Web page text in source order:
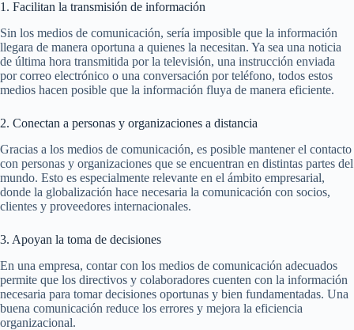
1. Facilitan la transmisión de información
Sin los medios de comunicación, sería imposible que la información
llegara de manera oportuna a quienes la necesitan. Ya sea una noticia
de última hora transmitida por la televisión, una instrucción enviada
por correo electrónico o una conversación por teléfono, todos estos
medios hacen posible que la información fluya de manera eficiente.
2. Conectan a personas y organizaciones a distancia
Gracias a los medios de comunicación, es posible mantener el contacto
con personas y organizaciones que se encuentran en distintas partes del
mundo. Esto es especialmente relevante en el ámbito empresarial,
donde la globalización hace necesaria la comunicación con socios,
clientes y proveedores internacionales.
3. Apoyan la toma de decisiones
En una empresa, contar con los medios de comunicación adecuados
permite que los directivos y colaboradores cuenten con la información
necesaria para tomar decisiones oportunas y bien fundamentadas. Una
buena comunicación reduce los errores y mejora la eficiencia
organizacional.